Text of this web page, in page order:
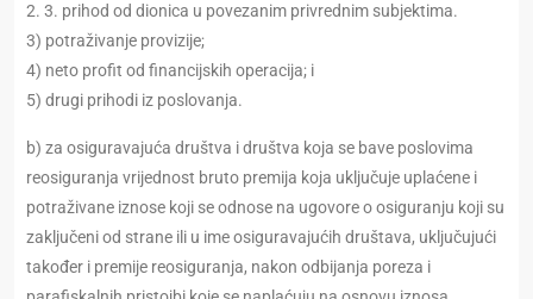
2. 3. prihod od dionica u povezanim privrednim subjektima.
3) potraživanje provizije;
4) neto profit od financijskih operacija; i
5) drugi prihodi iz poslovanja.
b) za osiguravajuća društva i društva koja se bave poslovima
reosiguranja vrijednost bruto premija koja uključuje uplaćene i
potraživane iznose koji se odnose na ugovore o osiguranju koji su
zaključeni od strane ili u ime osiguravajućih društava, uključujući
također i premije reosiguranja, nakon odbijanja poreza i